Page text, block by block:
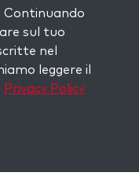
e ricevi
tua
Continuando
sul tuo
nel
leggere il
Privacy Policy